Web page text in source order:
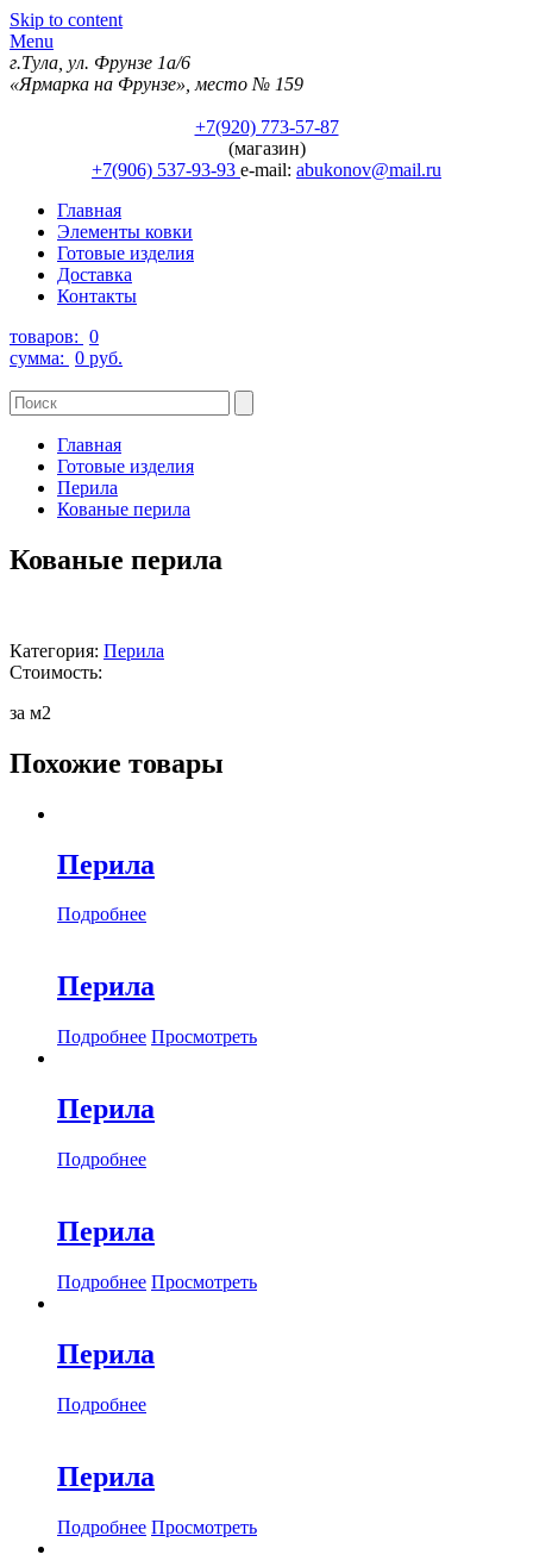
Skip to content
Menu
г.Тула, ул. Фрунзе 1а/6
«Ярмарка на Фрунзе», место № 159
+7(920) 773-57-87
(магазин)
+7(906) 537-93-93 e-mail: abukonov@mail.ru
Главная
Элементы ковки
Готовые изделия
Доставка
Контакты
товаров: 0
сумма: 0 руб.
Главная
Готовые изделия
Перила
Кованые перила
Кованые перила
Категория: Перила
Стоимость:
за м2
Похожие товары
Перила
Подробнее
Перила
Подробнее Просмотреть
Перила
Подробнее
Перила
Подробнее Просмотреть
Перила
Подробнее
Перила
Подробнее Просмотреть